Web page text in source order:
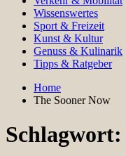
Wissenswertes
Sport & Freizeit
Kunst & Kultur
Genuss & Kulinarik
Tipps & Ratgeber
Home
The Sooner Now
Schlagwort: